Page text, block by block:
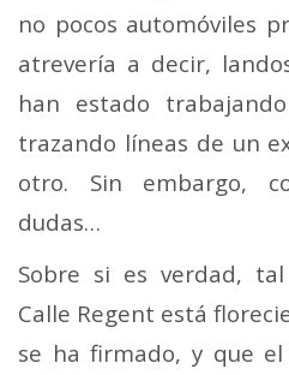
no pocos automóviles
atrevería a decir,
han estado
trazando líneas de un
otro. Sin embargo,
dudas…
Sobre si es verdad,
Calle Regent está
se ha firmado, y que